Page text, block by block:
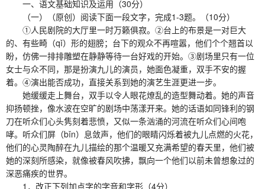
一、语文基础知识及运用（30分）
（一）（原创）阅读下面一段文字，完成1-3题。（10分）
①人民剧院的大厅里一时万籁俱寂。②台上的布景是一对巨大
的、有些畸（qǐ）形的翅膀；台下的观众不再喧嚣，他们个个翘首以
盼，仿佛一排排雕塑在静静等待一台好戏的开始。③剧场里只有一位
女士与众不同，那是扮演九儿的演员，她面色凝重，双手不安的握
着。④演出能否成功，直接关系到她的演艺生涯更进一步。
她缓缓走上舞台，双手以令人眼花燎乱的造型舞动着。她的声音
抑扬顿挫，像水波在空旷的剧场中荡漾开来。她的话语如同锋利的钢
刀在听众们心头隽刻着悲愤，又似一条汹涌的河流在听众们心间咆
哮。听众们屏（bǐn）息敛声，他们的眼睛闪烁着被九儿点燃的火花，
他们的心灵陶醉在九儿描绘的那个温暖又充满希望的春天里，他们被
她的深刻所感染，就像被春风吹拂，飘向一个他们以前未曾想象过的
深恶痛疾的世界。
1．改正下列加点字的字音和字形（4分）